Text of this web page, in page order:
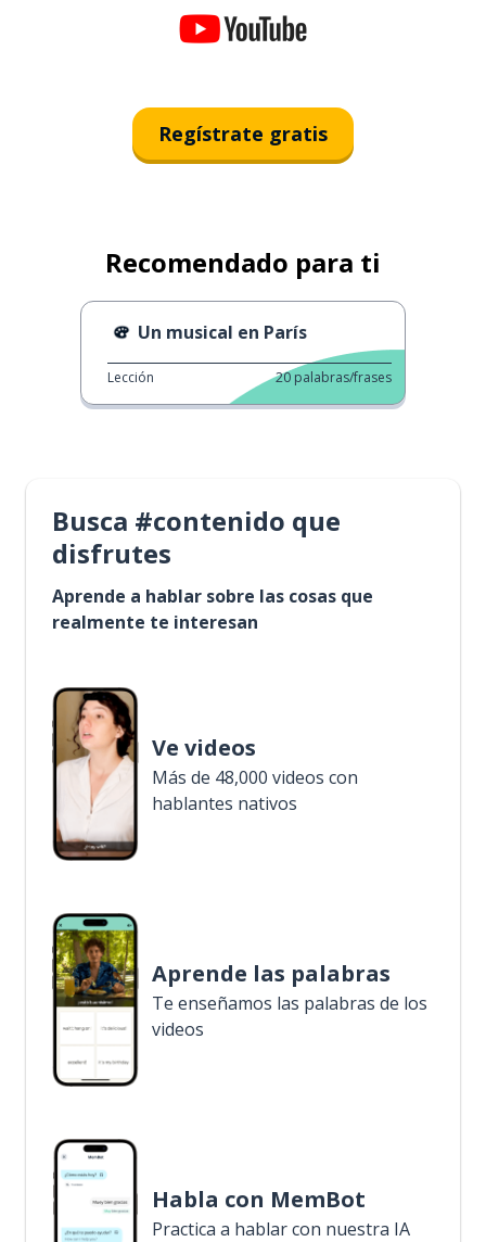
Regístrate gratis
Recomendado para ti
Un musical en París
Lección 20 palabras/frases
Busca #contenido que
disfrutes
Aprende a hablar sobre las cosas que
realmente te interesan
Ve videos
Más de 48,000 videos con
hablantes nativos
Aprende las palabras
Te enseñamos las palabras de los
videos
Habla con MemBot
Practica a hablar con nuestra IA